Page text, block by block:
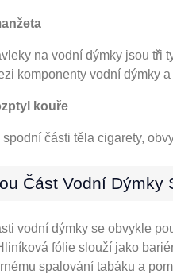
na vodní dýmky jsou tři
komponenty vodní dýmky
kouře
spodní části těla cigarety,
Část Vodní
vodní dýmky se obvykle
fólie slouží jako
spalování tabáku a